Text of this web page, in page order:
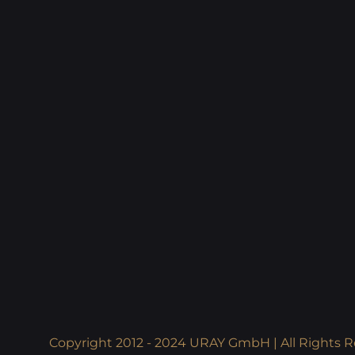
Copyright 2012 - 2024 URAY GmbH | All Rights